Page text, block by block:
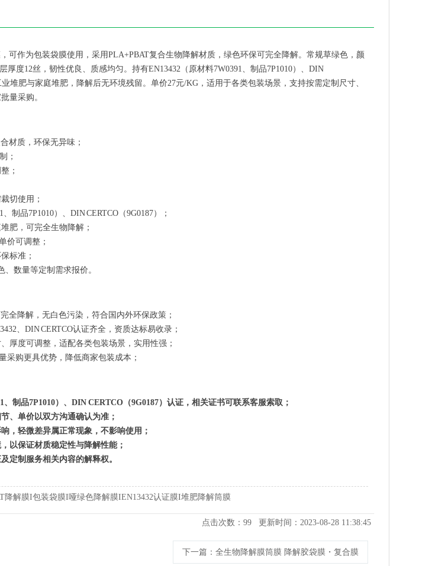
可作为包装袋膜使用，采用PLA+PBAT复合生物降解材质，绿色环保可完全降解。常规草绿色，颜
厚度12丝，韧性优良、质感均匀。持有EN13432（原材料7W0391、制品7P1010）、DIN
业堆肥与家庭堆肥，降解后无环境残留。单价27元/KG，适用于各类包装场景，支持按需定制尺寸、
量采购。
材质，环保无异味；
；
；
切使用；
制品7P1010）、DIN CERTCO（9G0187）；
肥，可完全生物降解；
价可调整；
标准；
数量等定制需求报价。
全降解，无白色污染，符合国内外环保政策；
、DIN CERTCO认证齐全，资质达标易收录；
厚度可调整，适配各类包装场景，实用性强；
采购更具优势，降低商家包装成本；
、制品7P1010）、DIN CERTCO（9G0187）认证，相关证书可联系客服索取；
、单价以双方沟通确认为准；
，轻微差异属正常现象，不影响使用；
以保证材质稳定性与降解性能；
定制服务相关内容的解释权。
降解膜I包装袋膜I哑绿色降解膜IEN13432认证膜I堆肥降解筒膜
点击次数： 99 更新时间：2023-08-28 11:38:45
下一篇 ：全生物降解膜筒膜 降解胶袋膜・复合膜